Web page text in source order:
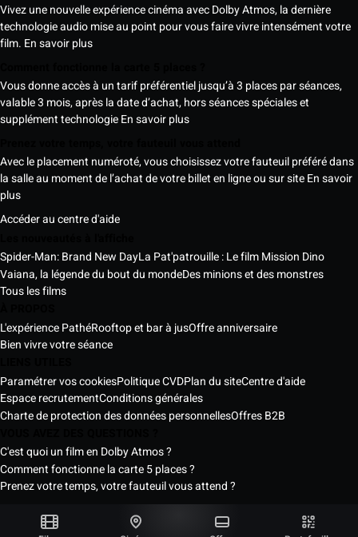
Vivez une nouvelle expérience cinéma avec Dolby Atmos, la dernière
technologie audio mise au point pour vous faire vivre intensément votre
film. En savoir plus
Vous donne accès à un tarif préférentiel jusqu’à 3 places par séances,
valable 3 mois, après la date d’achat, hors séances spéciales et
supplément technologieEn savoir plus
Avec le placement numéroté, vous choisissez votre fauteuil préféré dans
la salle au moment de l’achat de votre billet en ligne ou sur siteEn savoir
plus
Accéder au centre d'aide
Spider-Man: Brand New DayLa Pat'patrouille : Le film Mission Dino
Vaiana, la légende du bout du mondeDes minions et des monstres
Tous les films
L'expérience PathéRooftop et bar à jusOffre anniversaire
Bien vivre votre séance
Paramétrer vos cookiesPolitique CVDPlan du siteCentre d'aide
Espace recrutementConditions générales
Charte de protection des données personnellesOffres B2B
C'est quoi un film en Dolby Atmos ?
Comment fonctionne la carte 5 places ?
Prenez votre temps, votre fauteuil vous attend ?
Les Cinémas Pathé Sénégal © 2026